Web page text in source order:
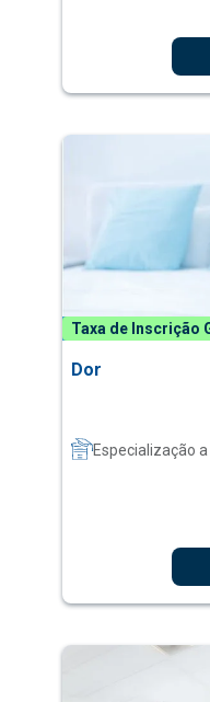
Taxa de Inscrição
Dor
Especialização